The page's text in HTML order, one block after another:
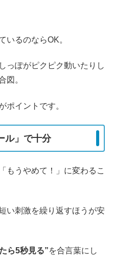
いるのならOK。
っぽがピクピク動いたりし
図。
ポイントです。
ル」で十分
もうやめて！」に変わるこ
い刺激を繰り返すほうが安
ら5秒見る”を合言葉にし